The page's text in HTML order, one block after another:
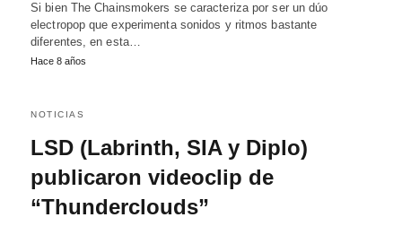
Si bien The Chainsmokers se caracteriza por ser un dúo
electropop que experimenta sonidos y ritmos bastante
diferentes, en esta…
Hace 8 años
NOTICIAS
LSD (Labrinth, SIA y Diplo)
publicaron videoclip de
“Thunderclouds”